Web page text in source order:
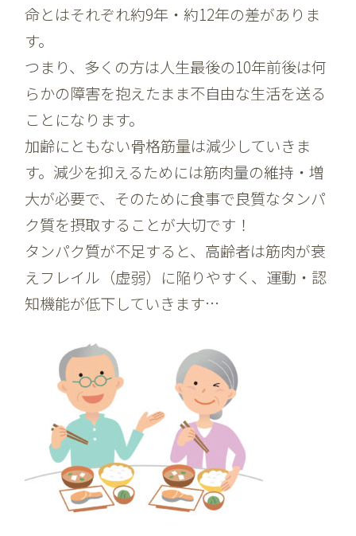
命とはそれぞれ約9年・約12年の差がありま
す。
つまり、多くの方は人生最後の10年前後は何
らかの障害を抱えたまま不自由な生活を送る
ことになります。
加齢にともない骨格筋量は減少していきま
す。減少を抑えるためには筋肉量の維持・増
大が必要で、そのために食事で良質なタンパ
ク質を摂取することが大切です！
タンパク質が不足すると、高齢者は筋肉が衰
えフレイル（虚弱）に陥りやすく、運動・認
知機能が低下していきます…